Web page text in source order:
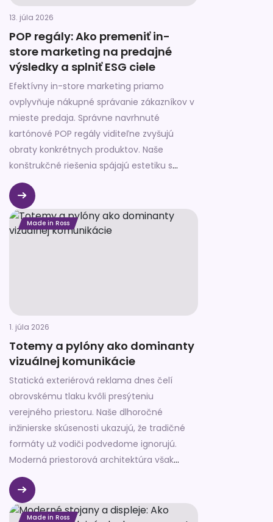
13. júla 2026
POP regály: Ako premeniť in-
store marketing na predajné
výsledky a splniť ESG ciele
Efektívny in-store marketing priamo
ovplyvňuje nákupné správanie zákazníkov v
mieste predaja. Správne navrhnuté
kartónové POP regály viditeľne zvyšujú
obraty konkrétnych produktov. Naše
konštrukčné riešenia spájajú estetiku s
prísnymi požiadavkami moderného retailu.
Podporujeme rast predajov a zároveň
plníme náročné ESG ciele. Každý
konštrukčný detail prispôsobujeme
Made in Ross
1. júla 2026
Totemy a pylóny ako dominanty
vizuálnej komunikácie
Statická exteriérová reklama dnes čelí
obrovskému tlaku kvôli presýteniu
verejného priestoru. Naše dlhoročné
inžinierske skúsenosti ukazujú, že tradičné
formáty už vodiči podvedome ignorujú.
Moderná priestorová architektúra však
tento nezáujem efektívne prekonáva.
Made in Ross